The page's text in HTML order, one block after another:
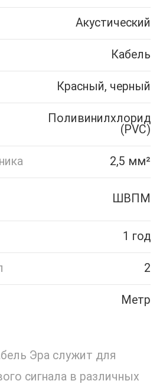
Акустический
Кабель
Красный, черный
Поливинилхлорид
(PVC)
2,5 мм²
ШВПМ
1 год
2
Метр
Эра служит для
сигнала в различных